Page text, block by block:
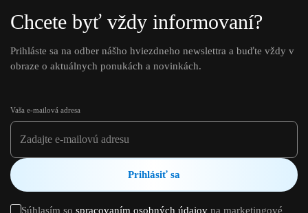
Chcete byť vždy informovaní?
Prihláste sa na odber nášho hviezdneho newslettra a buďte vždy v
obraze o aktuálnych ponukách a novinkách.
Vaša e-mailová adresa
Prihlásiť sa
Súhlasím so spracovaním osobných údajov na marketingové